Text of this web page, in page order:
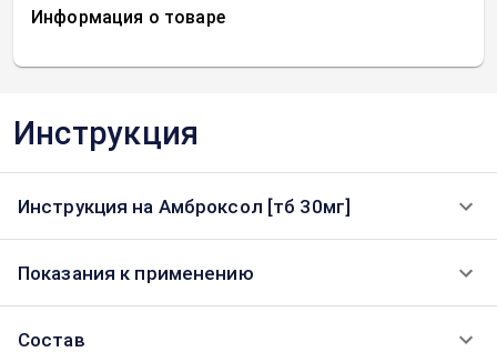
Информация о товаре
Инструкция
Инструкция на Амброксол [тб 30мг]
Показания к применению
Состав